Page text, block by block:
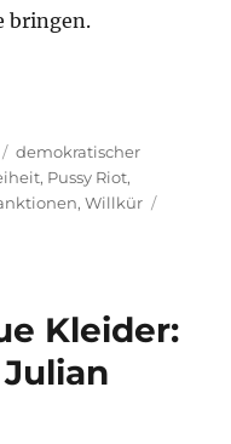
bringen.
müssen
Schlagwörter
demokratischer
, Pussy Riot,
,Willkür
Kleider: